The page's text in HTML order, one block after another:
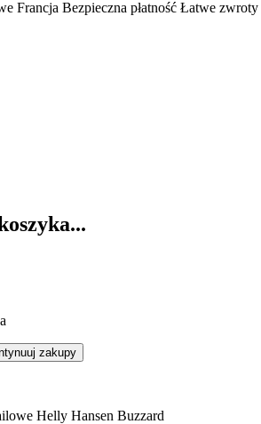
Francja Bezpieczna płatność Łatwe zwroty
zakupy
Helly Hansen Buzzard